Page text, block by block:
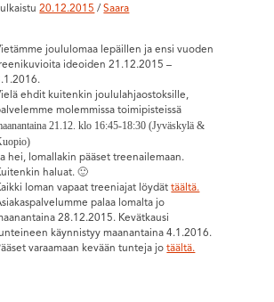
20.12.2015 /Saara
joululomaa lepäillen ja ensi vuoden
ideoiden 21.12.2015 –
ehdit kuitenkin joululahjaostoksille,
molemmissa toimipisteissä
21.12. klo 16:45-18:30 (Jyväskylä &
hei, lomallakin pääset treenailemaan.
haluat. 🙂
loman vapaat treeniajat löydättäältä.
palaa lomalta jo
28.12.2015. Kevätkausi
käynnistyy maanantaina 4.1.2016.
varaamaan kevään tunteja jotäältä.